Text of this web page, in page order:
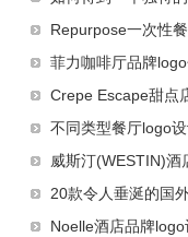
Repurpose一次性
菲力咖啡厅品牌
Crepe Escape甜点
不同类型餐厅logo
威斯汀(WESTIN)
20款令人垂涎的国
Noelle酒店品牌